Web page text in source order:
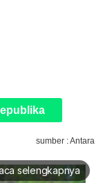
sumber : Antara
selengkapnya